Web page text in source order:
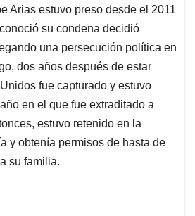
Arias estuvo preso desde el 2011
su condena decidió
una persecución política en
dos años después de estar
fue capturado y estuvo
en el que fue extraditado a
estuvo retenido en la
y obtenía permisos de hasta de
su familia.